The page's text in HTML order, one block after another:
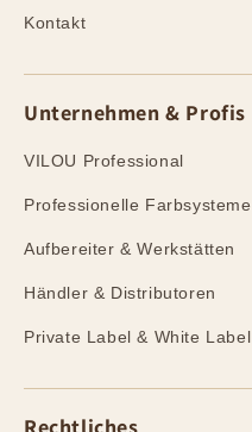
Kontakt
Unternehmen & Profis
VILOU Professional
Professionelle Farbsysteme
Aufbereiter & Werkstätten
Händler & Distributoren
Private Label & White Label